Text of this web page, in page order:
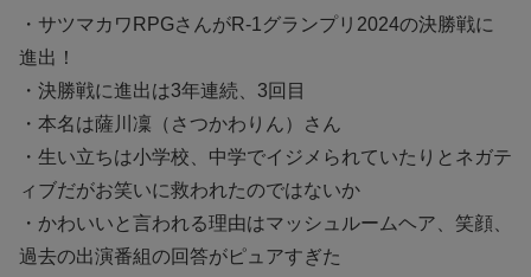
・サツマカワRPGさんがR-1グランプリ2024の決勝戦に
進出！
・決勝戦に進出は3年連続、3回目
・本名は薩川凜（さつかわりん）さん
・生い立ちは小学校、中学でイジメられていたりとネガテ
ィブだがお笑いに救われたのではないか
・かわいいと言われる理由はマッシュルームヘア、笑顔、
過去の出演番組の回答がピュアすぎた